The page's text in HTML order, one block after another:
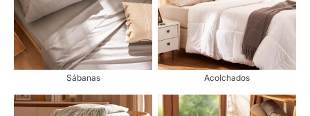
Sábanas Acolchados